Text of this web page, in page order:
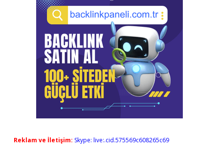
Reklam ve İletişim: Skype: live:.cid.575569c608265c69